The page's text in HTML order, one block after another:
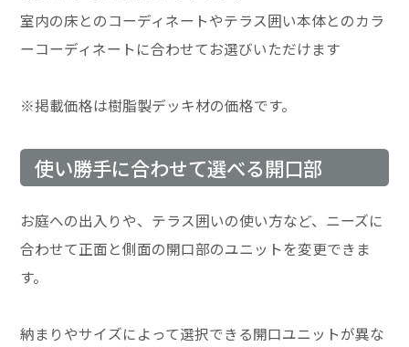
室内の床とのコーディネートやテラス囲い本体とのカラ
ーコーディネートに合わせてお選びいただけます
※掲載価格は樹脂製デッキ材の価格です。
使い勝手に合わせて選べる開口部
お庭への出入りや、テラス囲いの使い方など、ニーズに
合わせて正面と側面の開口部のユニットを変更できま
す。
納まりやサイズによって選択できる開口ユニットが異な